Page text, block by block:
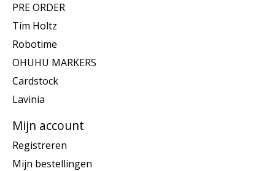
PRE ORDER
Tim Holtz
Robotime
OHUHU MARKERS
Cardstock
Lavinia
Mijn account
Registreren
Mijn bestellingen